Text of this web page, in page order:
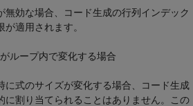
無効な場合、コード生成の行列インデック
適用されます。
がループ内で変化する場合
に式のサイズが変化する場合、コード生成
に割り当てられることはありません。この